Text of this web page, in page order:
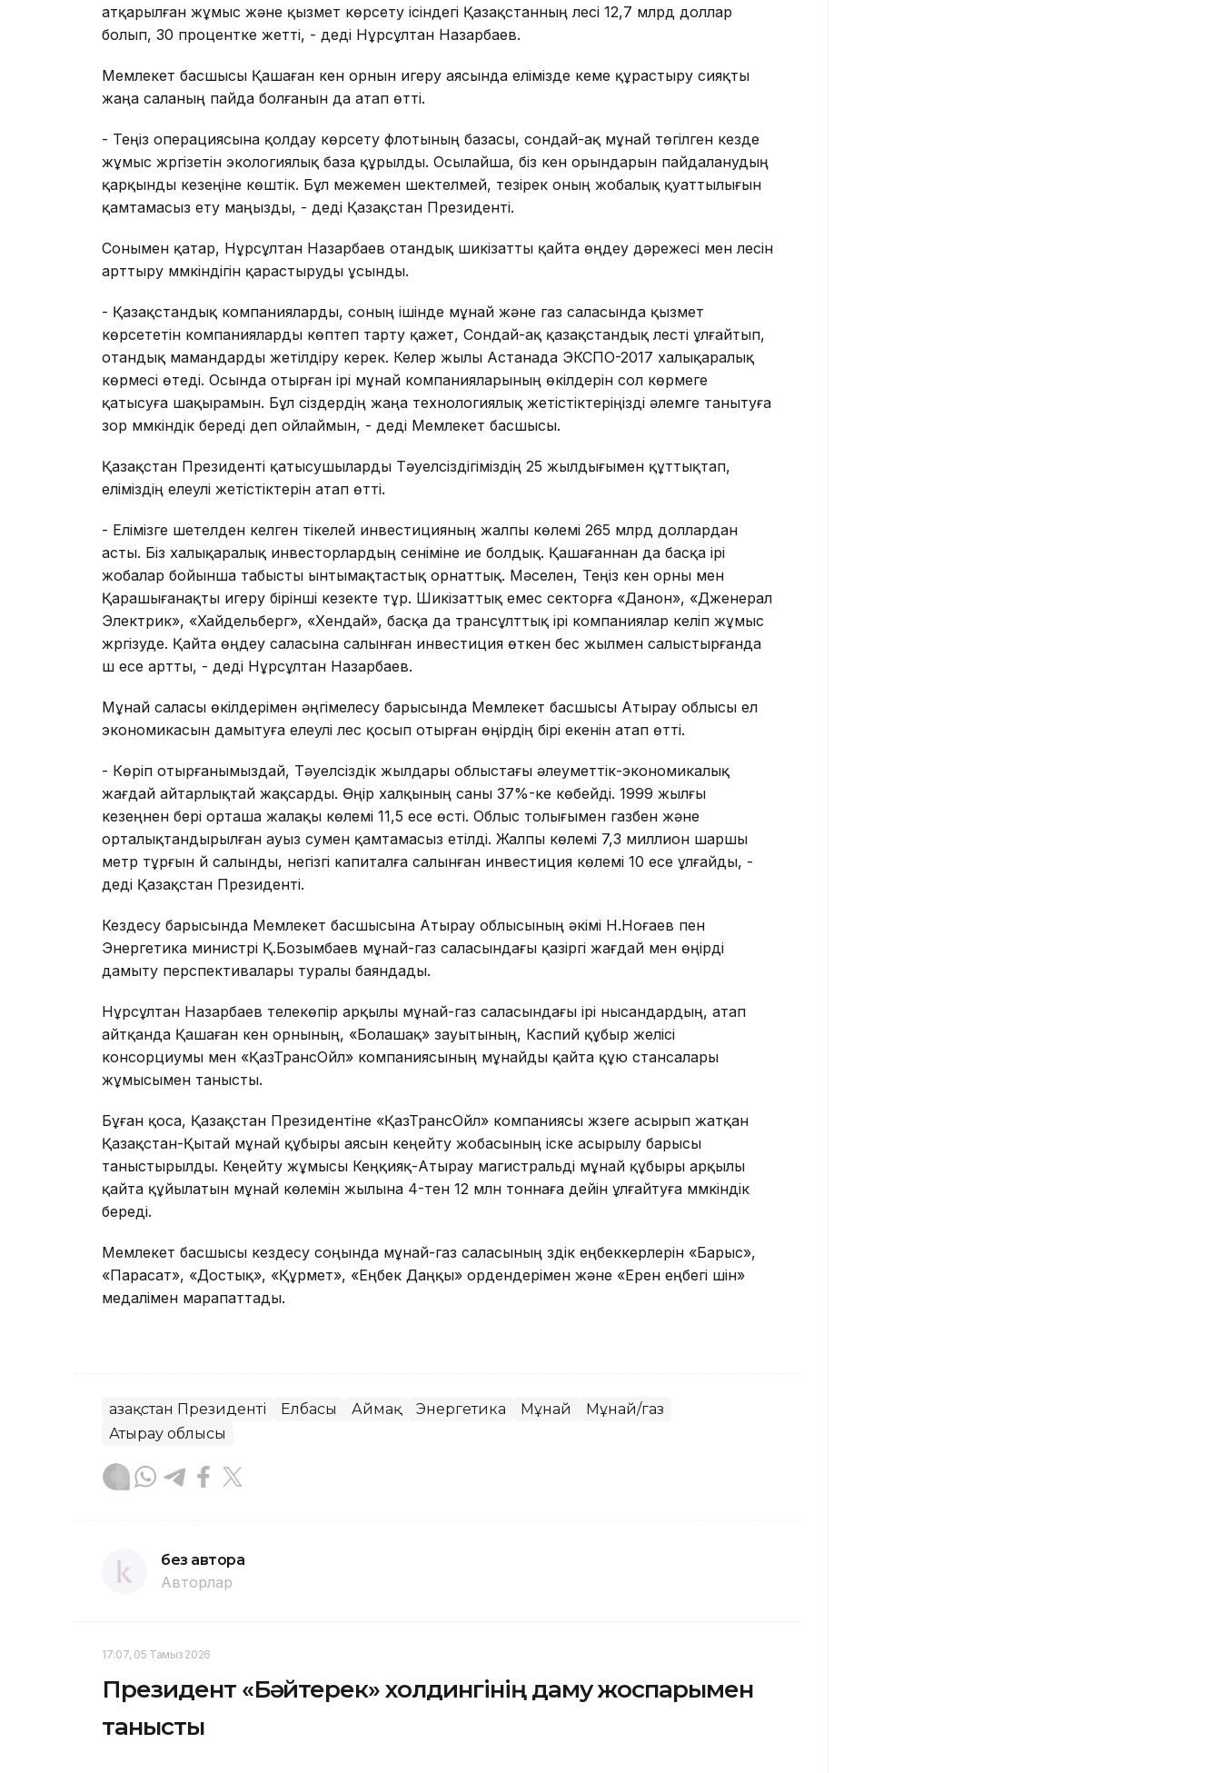
атқарылған жұмыс және қызмет көрсету ісіндегі Қазақстанның үлесі 12,7 млрд доллар
болып, 30 процентке жетті, - деді Нұрсұлтан Назарбаев.
Мемлекет басшысы Қашаған кен орнын игеру аясында елімізде кеме құрастыру сияқты
жаңа саланың пайда болғанын да атап өтті.
- Теңіз операциясына қолдау көрсету флотының базасы, сондай-ақ мұнай төгілген кезде
жұмыс жүргізетін экологиялық база құрылды. Осылайша, біз кен орындарын пайдаланудың
қарқынды кезеңіне көштік. Бұл межемен шектелмей, тезірек оның жобалық қуаттылығын
қамтамасыз ету маңызды, - деді Қазақстан Президенті.
Сонымен қатар, Нұрсұлтан Назарбаев отандық шикізатты қайта өңдеу дәрежесі мен үлесін
арттыру мүмкіндігін қарастыруды ұсынды.
- Қазақстандық компанияларды, соның ішінде мұнай және газ саласында қызмет
көрсететін компанияларды көптеп тарту қажет, Сондай-ақ қазақстандық үлесті ұлғайтып,
отандық мамандарды жетілдіру керек. Келер жылы Астанада ЭКСПО-2017 халықаралық
көрмесі өтеді. Осында отырған ірі мұнай компанияларының өкілдерін сол көрмеге
қатысуға шақырамын. Бұл сіздердің жаңа технологиялық жетістіктеріңізді әлемге танытуға
зор мүмкіндік береді деп ойлаймын, - деді Мемлекет басшысы.
Қазақстан Президенті қатысушыларды Тәуелсіздігіміздің 25 жылдығымен құттықтап,
еліміздің елеулі жетістіктерін атап өтті.
- Елімізге шетелден келген тікелей инвестицияның жалпы көлемі 265 млрд доллардан
асты. Біз халықаралық инвесторлардың сеніміне ие болдық. Қашағаннан да басқа ірі
жобалар бойынша табысты ынтымақтастық орнаттық. Мәселен, Теңіз кен орны мен
Қарашығанақты игеру бірінші кезекте тұр. Шикізаттық емес секторға «Данон», «Дженерал
Электрик», «Хайдельберг», «Хендай», басқа да трансұлттық ірі компаниялар келіп жұмыс
жүргізуде. Қайта өңдеу саласына салынған инвестиция өткен бес жылмен салыстырғанда
үш есе артты, - деді Нұрсұлтан Назарбаев.
Мұнай саласы өкілдерімен әңгімелесу барысында Мемлекет басшысы Атырау облысы ел
экономикасын дамытуға елеулі үлес қосып отырған өңірдің бірі екенін атап өтті.
- Көріп отырғанымыздай, Тәуелсіздік жылдары облыстағы әлеуметтік-экономикалық
жағдай айтарлықтай жақсарды. Өңір халқының саны 37%-ке көбейді. 1999 жылғы
кезеңнен бері орташа жалақы көлемі 11,5 есе өсті. Облыс толығымен газбен және
орталықтандырылған ауыз сумен қамтамасыз етілді. Жалпы көлемі 7,3 миллион шаршы
метр тұрғын үй салынды, негізгі капиталға салынған инвестиция көлемі 10 есе ұлғайды, -
деді Қазақстан Президенті.
Кездесу барысында Мемлекет басшысына Атырау облысының әкімі Н.Ноғаев пен
Энергетика министрі Қ.Бозымбаев мұнай-газ саласындағы қазіргі жағдай мен өңірді
дамыту перспективалары туралы баяндады.
Нұрсұлтан Назарбаев телекөпір арқылы мұнай-газ саласындағы ірі нысандардың, атап
айтқанда Қашаған кен орнының, «Болашақ» зауытының, Каспий құбыр желісі
консорциумы мен «ҚазТрансОйл» компаниясының мұнайды қайта құю стансалары
жұмысымен танысты.
Бұған қоса, Қазақстан Президентіне «ҚазТрансОйл» компаниясы жүзеге асырып жатқан
Қазақстан-Қытай мұнай құбыры аясын кеңейту жобасының іске асырылу барысы
таныстырылды. Кеңейту жұмысы Кеңқияқ-Атырау магистральді мұнай құбыры арқылы
қайта құйылатын мұнай көлемін жылына 4-тен 12 млн тоннаға дейін ұлғайтуға мүмкіндік
береді.
Мемлекет басшысы кездесу соңында мұнай-газ саласының үздік еңбеккерлерін «Барыс»,
«Парасат», «Достық», «Құрмет», «Еңбек Даңқы» ордендерімен және «Ерен еңбегі үшін»
медалімен марапаттады.
Қазақстан Президенті Елбасы Аймақ Энергетика Мұнай
Мұнай/газ
Атырау облысы
без автора
Авторлар
17:07, 05 Тамыз 2026
Президент «Бәйтерек» холдингінің даму жоспарымен
танысты